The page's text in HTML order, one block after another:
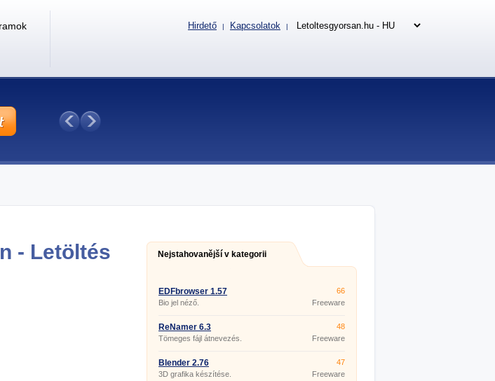
- Letöltés Nejstahovanější v kategorii
EDFbrowser 1.57
Bio jel néző.
66
Freeware
ReNamer 6.3
Tömeges fájl átnevezés.
48
Freeware
Blender 2.76
3D grafika készítése.
47
Freeware
Hirdető | Kapcsolatok |